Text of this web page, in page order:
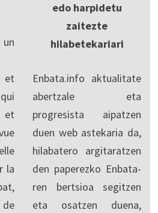
et
la
de
edo harpidetu
zaitezte
hilabetekariari
Enbata.info aktualitate
abertzale eta
progresista aipatzen
duen web astekaria da,
hilabatero argitaratzen
den paperezko Enbata-
ren bertsioa segitzen
eta osatzen duena,